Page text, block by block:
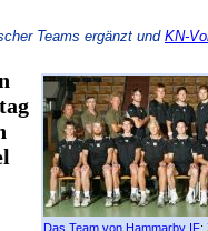
Teams ergänzt und KN-
Das Team von Hammarby IF: